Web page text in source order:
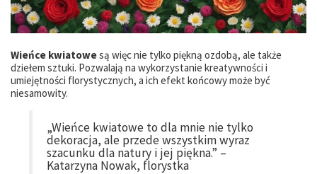
Wieńce kwiatowesą więc nie tylko piękną ozdobą, ale także
dziełem sztuki. Pozwalają na wykorzystanie kreatywności i
umiejętności florystycznych, a ich efekt końcowy może być
niesamowity.
„Wieńce kwiatowe to dla mnie nie tylko
dekoracja, ale przede wszystkim wyraz
szacunku dla natury i jej piękna.” –
Katarzyna Nowak, florystka